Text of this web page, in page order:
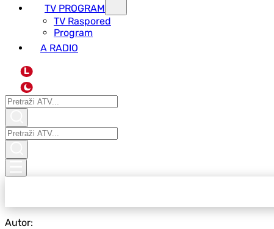
TV PROGRAM
ТV Raspored
Program
A RADIO
L
Autor: